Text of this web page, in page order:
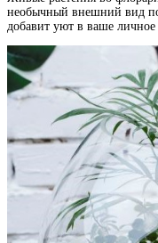
необычный внешний вид
добавит уют в ваше личное